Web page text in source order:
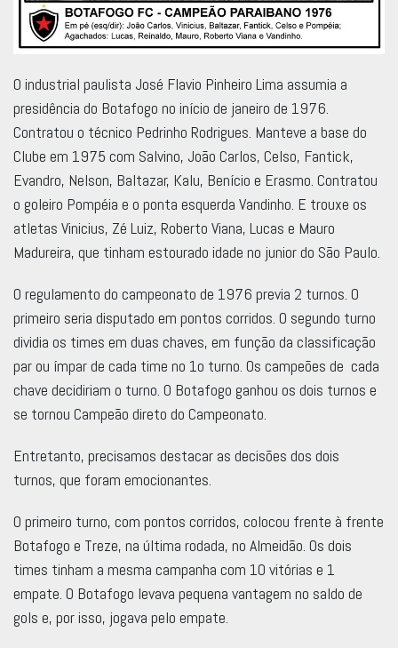
O industrial paulista José Flavio Pinheiro Lima assumia a
presidência do Botafogo no início de janeiro de 1976.
Contratou o técnico Pedrinho Rodrigues. Manteve a base do
Clube em 1975 com Salvino, João Carlos, Celso, Fantick,
Evandro, Nelson, Baltazar, Kalu, Benício e Erasmo. Contratou
o goleiro Pompéia e o ponta esquerda Vandinho. E trouxe os
atletas Vinicius, Zé Luiz, Roberto Viana, Lucas e Mauro
Madureira, que tinham estourado idade no junior do São Paulo.
O regulamento do campeonato de 1976 previa 2 turnos. O
primeiro seria disputado em pontos corridos. O segundo turno
dividia os times em duas chaves, em função da classificação
par ou ímpar de cada time no 1o turno. Os campeões de cada
chave decidiriam o turno. O Botafogo ganhou os dois turnos e
se tornou Campeão direto do Campeonato.
Entretanto, precisamos destacar as decisões dos dois
turnos, que foram emocionantes.
O primeiro turno, com pontos corridos, colocou frente à frente
Botafogo e Treze, na última rodada, no Almeidão. Os dois
times tinham a mesma campanha com 10 vitórias e 1
empate. O Botafogo levava pequena vantagem no saldo de
gols e, por isso, jogava pelo empate.